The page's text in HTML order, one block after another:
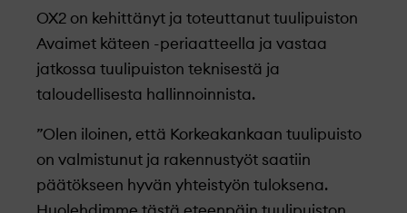
OX2 on kehittänyt ja toteuttanut tuulipuiston
Avaimet käteen -periaatteella ja vastaa
jatkossa tuulipuiston teknisestä ja
taloudellisesta hallinnoinnista.
”Olen iloinen, että Korkeakankaan tuulipuisto
on valmistunut ja rakennustyöt saatiin
päätökseen hyvän yhteistyön tuloksena.